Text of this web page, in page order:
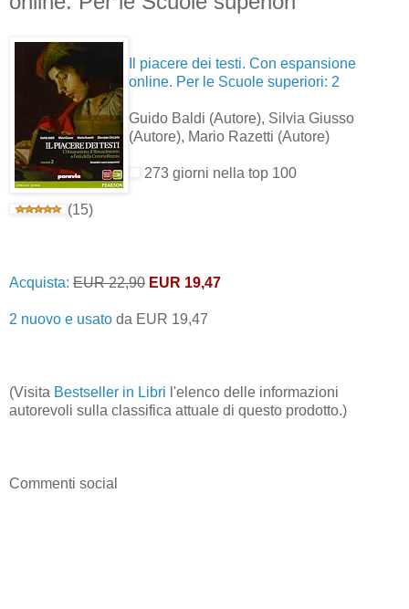
Il piacere dei testi. Con espansione
online. Per le Scuole superiori: 2
Guido Baldi (Autore), Silvia Giusso
(Autore), Mario Razetti (Autore)
273 giorni nella top 100
(15)
Acquista: EUR 22,90 EUR 19,47
2 nuovo e usato da EUR 19,47
(Visita Bestseller in Libri l'elenco delle informazioni
autorevoli sulla classifica attuale di questo prodotto.)
Commenti social